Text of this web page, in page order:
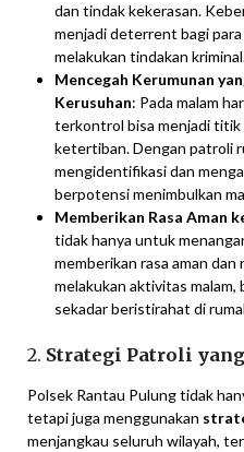
dan tindak kekerasan.
menjadi deterrent bagi
melakukan tindakan
Mencegah Kerumunan
Kerusuhan: Pada malam
terkontrol bisa menjadi titik
ketertiban. Dengan patroli
mengidentifikasi dan
berpotensi menimbulkan
Memberikan Rasa Aman
tidak hanya untuk
memberikan rasa aman
melakukan aktivitas
sekadar beristirahat di
2. Strategi Patroli
Polsek Rantau Pulung tidak
tetapi juga menggunakan
menjangkau seluruh wilayah,